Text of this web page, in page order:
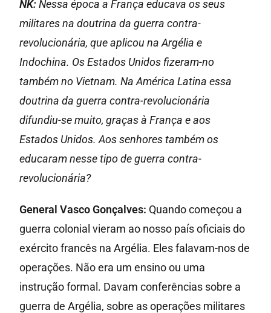
NK:Nessa época a França educava os seus
militares na doutrina da guerra contra-
revolucionária, que aplicou na Argélia e
Indochina. Os Estados Unidos fizeram-no
também no Vietnam. Na América Latina essa
doutrina da guerra contra-revolucionária
difundiu-se muito, graças à França e aos
Estados Unidos. Aos senhores também os
educaram nesse tipo de guerra contra-
revolucionária?
General Vasco Gonçalves: Quando começou a
guerra colonial vieram ao nosso país oficiais do
exército francês na Argélia. Eles falavam-nos de
operações. Não era um ensino ou uma
instrução formal. Davam conferências sobre a
guerra de Argélia, sobre as operações militares